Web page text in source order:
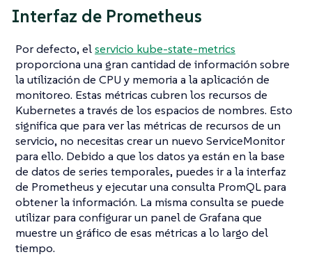
Interfaz de Prometheus
Por defecto, elservicio kube-state-metrics
proporciona una gran cantidad de información sobre
la utilización de CPU y memoria a la aplicación de
monitoreo. Estas métricas cubren los recursos de
Kubernetes a través de los espacios de nombres. Esto
significa que para ver las métricas de recursos de un
servicio, no necesitas crear un nuevo ServiceMonitor
para ello. Debido a que los datos ya están en la base
de datos de series temporales, puedes ir a la interfaz
de Prometheus y ejecutar una consulta PromQL para
obtener la información. La misma consulta se puede
utilizar para configurar un panel de Grafana que
muestre un gráfico de esas métricas a lo largo del
tiempo.